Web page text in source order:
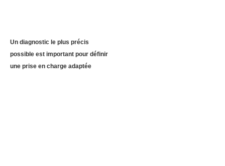
Un diagnostic le plus précis
possible est important pour définir
une prise en charge adaptée